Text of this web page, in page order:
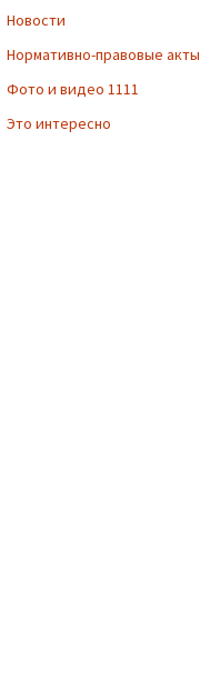
Новости
Нормативно-правовые акты
Фото и видео 1111
Это интересно